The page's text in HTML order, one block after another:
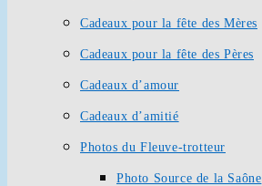
Cadeaux pour la fête des Mères
Cadeaux pour la fête des Pères
Cadeaux d’amour
Cadeaux d’amitié
Photos du Fleuve-trotteur
Photo Source de la Saône